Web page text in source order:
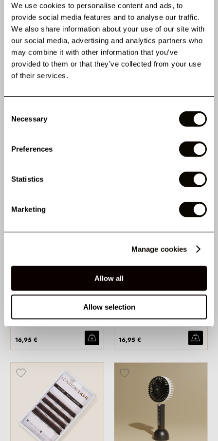
We use cookies to personalise content and ads, to
provide social media features and to analyse our traffic.
We also share information about your use of our site with
our social media, advertising and analytics partners who
may combine it with other information that you’ve
provided to them or that they’ve collected from your use
of their services.
Selection
Necessary
Preferences
Statistics
Marketing
Manage cookies
Allow all
Allow selection
COLLECTION DE CILS
MARRON
ÇA PARTVITE !
CILS BLACK BROWN -
COLLECTION RISTRETTO
COLLECTION RISTRETTO
16,95 €
CILS BLACK BROWN -
COLLECTION RISTRETTO
INDIVIDUELS)
16,95 €